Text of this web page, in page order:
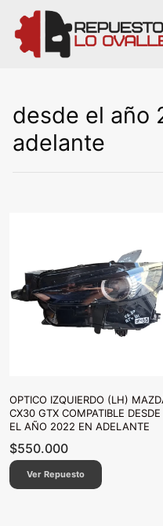
contenido
desde el año
adelante
OPTICO IZQUIERDO (LH)
CX30 GTX COMPATIBLE DESDE
EL AÑO 2022 EN ADELANTE
$550.000
Ver Repuesto